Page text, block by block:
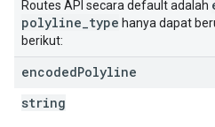
Routes API secara default adalah
polyline type hanya dapat
berikut:
encodedPolyline
string